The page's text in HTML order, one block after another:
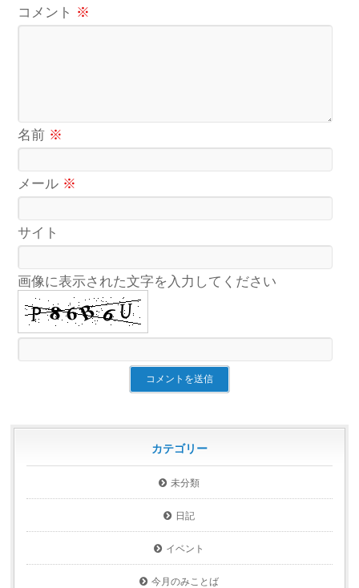
コメント ※
名前 ※
メール ※
サイト
画像に表示された文字を入力してください
カテゴリー
未分類
日記
イベント
今月のみことば